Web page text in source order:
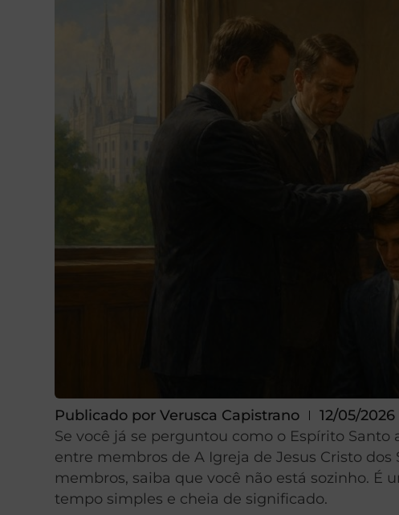
Publicado por Verusca Capistrano
12/05/2026
Se você já se perguntou como o Espírito
entre membros de A Igreja de Jesus Cristo
membros, saiba que você não está sozinho. É
tempo simples e cheia de significado.